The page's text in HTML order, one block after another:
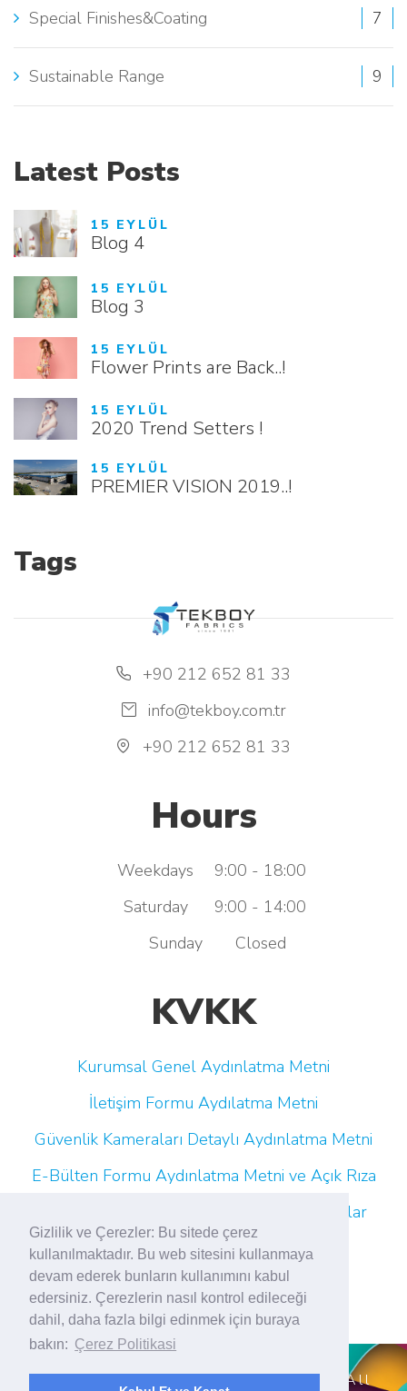
Gizlilik ve Çerezler: Bu sitede çerez
kullanılmaktadır. Bu web sitesini kullanmaya
devam ederek bunların kullanımını kabul
edersiniz. Çerezlerin nasıl kontrol edileceği
dahil, daha fazla bilgi edinmek için buraya
bakın: Çerez Politikasi
Special Finishes&Coating 7
Sustainable Range 9
Latest Posts
15 EYLÜL
Blog 4
15 EYLÜL
Blog 3
15 EYLÜL
Flower Prints are Back..!
15 EYLÜL
2020 Trend Setters !
15 EYLÜL
PREMIER VISION 2019..!
Tags
+90 212 652 81 33
info@tekboy.com.tr
+90 212 652 81 33
Hours
Weekdays
9:00 - 18:00
Saturday
9:00 - 14:00
Sunday
Closed
KVKK
Kurumsal Genel Aydınlatma Metni
İletişim Formu Aydılatma Metni
Güvenlik Kameraları Detaylı Aydınlatma Metni
E-Bülten Formu Aydınlatma Metni ve Açık Rıza
Çalışan Adayı Aydınlatma Metni (Platformlar
Aracılığıyla)
© Copyright 2026 Tekboy Textile All